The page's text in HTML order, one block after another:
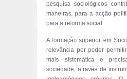
pesquisa sociológicos
maneiras, para a acção
para a reforma social.
A formação superior em
relevância por poder
mais sistemática e
sociedade, através de